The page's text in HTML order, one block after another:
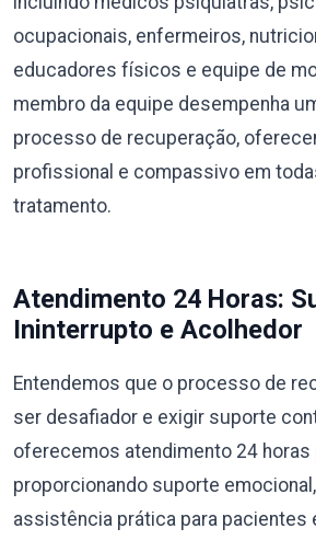
ocupacionais, enfermeiros,
educadores físicos e equipe de
membro da equipe desempenha
processo de recuperação,
profissional e compassivo em
tratamento.
Atendimento 24 Horas:
Ininterrupto e Acolhedor
Entendemos que o processo de
ser desafiador e exigir suporte
oferecemos atendimento 24 horas
proporcionando suporte
assistência prática para pacientes